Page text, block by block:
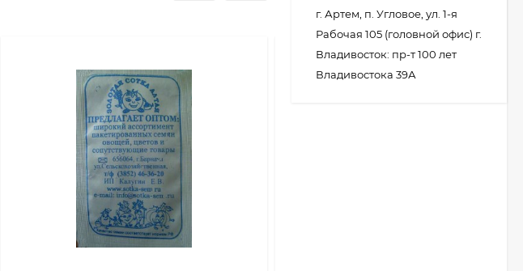
г. Артем, п. Угловое, ул. 1-я
Рабочая 105 (головной офис) г.
Владивосток: пр-т 100 лет
Владивостока 39А